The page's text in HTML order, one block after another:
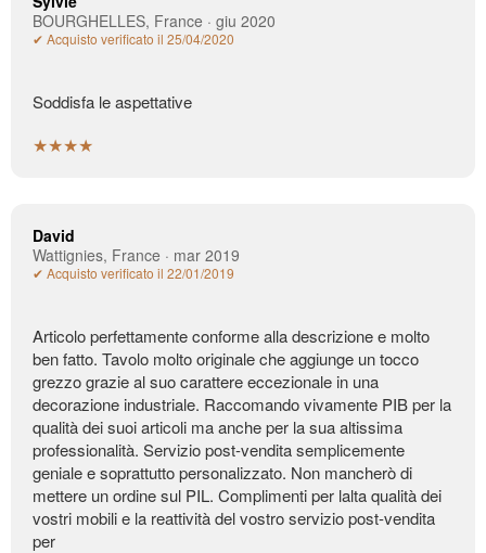
BOURGHELLES, France · giu 2020
✔ Acquisto verificato il 25/04/2020
Soddisfa le aspettative
★★★★
David
Wattignies, France · mar 2019
✔ Acquisto verificato il 22/01/2019
Articolo perfettamente conforme alla descrizione e molto
ben fatto. Tavolo molto originale che aggiunge un tocco
grezzo grazie al suo carattere eccezionale in una
decorazione industriale. Raccomando vivamente PIB per la
qualità dei suoi articoli ma anche per la sua altissima
professionalità. Servizio post-vendita semplicemente
geniale e soprattutto personalizzato. Non mancherò di
mettere un ordine sul PIL. Complimenti per lalta qualità dei
vostri mobili e la reattività del vostro servizio post-vendita
per